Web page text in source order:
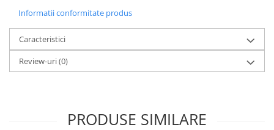
Informatii conformitate produs
Caracteristici
Review-uri(0)
PRODUSE SIMILARE